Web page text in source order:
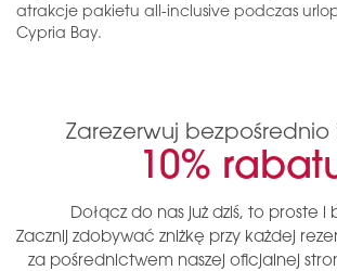
atrakcje pakietu all-inclusive podczas
Cypria Bay.
Zarezerwuj bezpośrednio
10%
Dołącz do nas już dziś, to proste i
Zacznij zdobywać zniżkę przy każdej
za pośrednictwem naszej oficjalnej